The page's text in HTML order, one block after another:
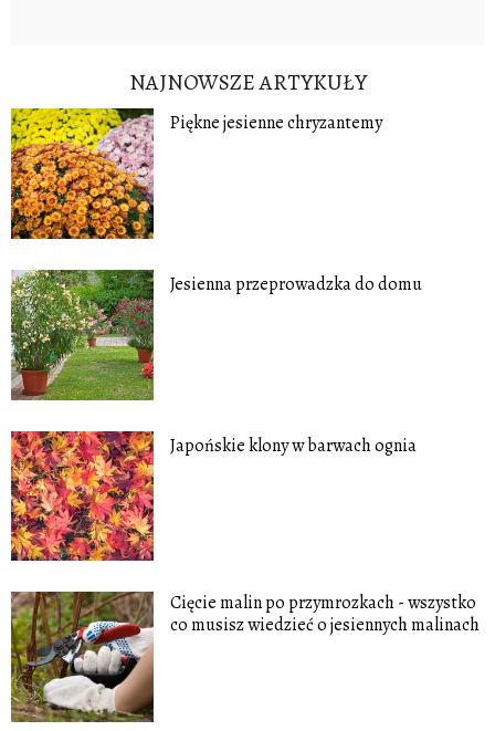
NAJNOWSZE ARTYKUŁY
Piękne jesienne chryzantemy
Jesienna przeprowadzka do domu
Japońskie klony w barwach ognia
Cięcie malin po przymrozkach - wszystko
co musisz wiedzieć o jesiennych malinach